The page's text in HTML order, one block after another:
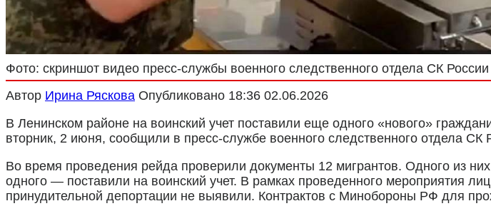
Фото: скриншот видео пресс-службы военного следственного отдела СК
Автор Ирина Ряскова Опубликовано 18:36 02.06.2026
В Ленинском районе на воинский учет поставили еще одного «нового»
вторник, 2 июня, сообщили в пресс-службе военного следственного отдела СК
Во время проведения рейда проверили документы 12 мигрантов. Одного из
одного — поставили на воинский учет. В рамках проведенного мероприятия
принудительной депортации не выявили. Контрактов с Минобороны РФ для